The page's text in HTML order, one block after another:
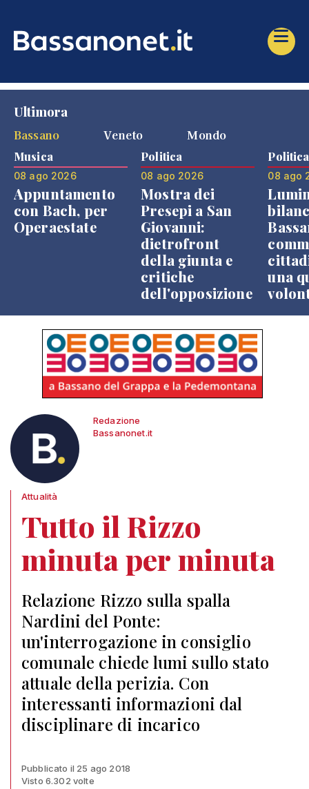
Ultimora
Bassano
Veneto Mondo
Musica
08 ago 2026
Appuntamento
con Bach, per
Operaestate
Politica
08 ago 2026
Mostra dei
Presepi a San
Giovanni:
dietrofront
della giunta e
critiche
dell'opposizione
Politica
08 ago
una
Redazione
Bassanonet.it
Attualità
Tutto il Rizzo
minuta per minuta
Relazione Rizzo sulla spalla
Nardini del Ponte:
un'interrogazione in consiglio
comunale chiede lumi sullo stato
attuale della perizia. Con
interessanti informazioni dal
disciplinare di incarico
Pubblicato il 25 ago 2018
Visto 6.302 volte